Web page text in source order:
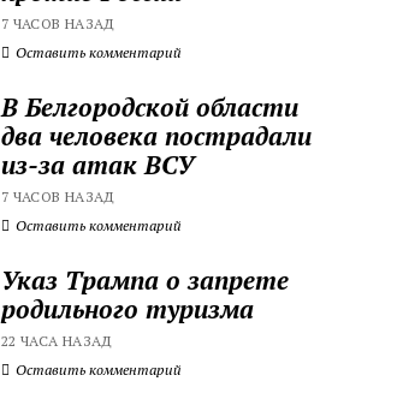
7 ЧАСОВ НАЗАД
Оставить комментарий
В Белгородской области
два человека пострадали
из-за атак ВСУ
7 ЧАСОВ НАЗАД
Оставить комментарий
Указ Трампа о запрете
родильного туризма
22 ЧАСА НАЗАД
Оставить комментарий